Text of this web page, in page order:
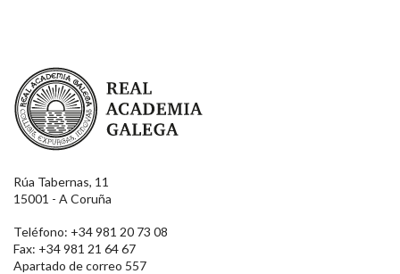
Real Academia Galega
Rúa Tabernas, 11
15001 - A Coruña
Teléfono: +34 981 20 73 08
Fax: +34 981 21 64 67
Apartado de correo 557